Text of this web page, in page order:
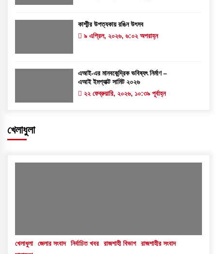
কাশ্মীর উপত্যকায় রঙিন উৎসব
৯ এপ্রিল, ২০২৬, ৬:০২ অপরাহ্ন
এআই-এর মানবকেন্দ্রিক ভবিষ্যৎ নির্মাণ –
এআই ইমপ্যাক্ট সামিট ২০২৬
২২ ফেব্রুয়ারি, ২০২৬, ১০:৩৯ পূর্বাহ্ন
খেলাধুলা
খেলাধুলা জেলার সংবাদ নির্বাচিত খবর রাজশাহী বিভাগ
রাজশাহীর সংবাদ